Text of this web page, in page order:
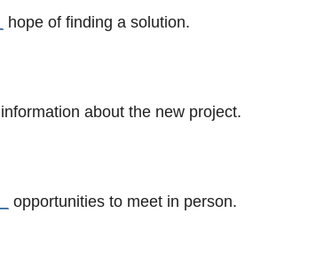
hope of finding a solution.
information about the new project.
opportunities to meet in person.